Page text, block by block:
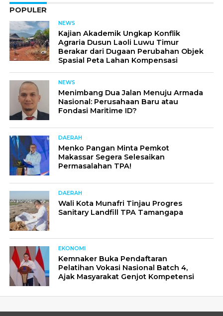
POPULER
NEWS
Kajian Akademik Ungkap Konflik
Agraria Dusun Laoli Luwu Timur
Berakar dari Dugaan Perubahan Objek
Spasial Peta Lahan Kompensasi
NEWS
Menimbang Dua Jalan Menuju Armada
Nasional: Perusahaan Baru atau
Fondasi Maritime ID?
DAERAH
Menko Pangan Minta Pemkot
Makassar Segera Selesaikan
Permasalahan TPA!
DAERAH
Wali Kota Munafri Tinjau Progres
Sanitary Landfill TPA Tamangapa
EKONOMI
Kemnaker Buka Pendaftaran
Pelatihan Vokasi Nasional Batch 4,
Ajak Masyarakat Genjot Kompetensi